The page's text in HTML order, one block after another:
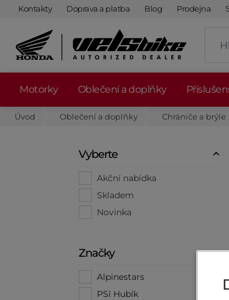
Kontakty Doprava a platba Blog Prodejna
Motorky Oblečení a doplňky
Úvod Oblečení a doplňky Chrániče a brýle
Vyberte
Akční nabídka
Skladem
Novinka
Značky
Alpinestars
PSí Hubík